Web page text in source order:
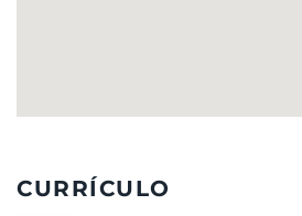
CURRÍCULO